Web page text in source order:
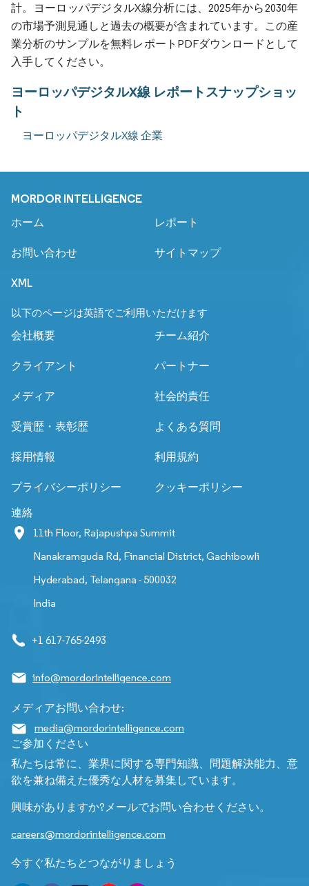
計。ヨーロッパデジタルX線分析には、2025年から2030年
の市場予測見通しと過去の概要が含まれています。この産
業分析のサンプルを無料レポートPDFダウンロードとして
入手してください。
ヨーロッパデジタルX線 レポートスナップショッ
ト
ヨーロッパデジタルX線 企業
MORDOR INTELLIGENCE
ホーム レポート
お問い合わせ サイトマップ
XML
以下のページは英語でご利用いただけます
会社概要
チーム紹介
クライアント パートナー
メディア 社会的責任
受賞歴・表彰歴 よくある質問
採用情報 利用規約
プライバシーポリシー クッキーポリシー
連絡
11th Floor, Rajapushpa Summit
Nanakramguda Rd, Financial District, Gachibowli
Hyderabad, Telangana - 500032
India
+1 617-765-2493
info@mordorintelligence.com
メディアお問い合わせ:
media@mordorintelligence.com
ご参加ください
私たちは常に、業界に関する専門知識、問題解決能力、意
欲を兼ね備えた優秀な人材を募集しています。
興味がありますか?メールでお問い合わせください。
careers@mordorintelligence.com
今すぐ私たちとつながりましょう